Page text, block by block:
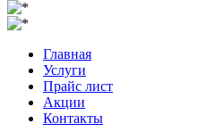
Главная
Услуги
Прайс лист
Акции
Контакты